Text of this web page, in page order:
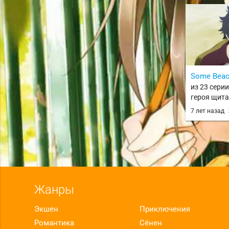
Some
из 23
героя
no
7 лет назад
Жанры
Экшен Приключения
Романтика
Сёнен